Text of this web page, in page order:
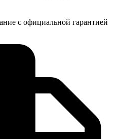
с официальной гарантией